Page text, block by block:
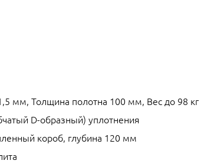
мм, Толщина полотна 100 мм, Вес до 98 кг
D-образный) уплотнения
короб, глубина 120 мм